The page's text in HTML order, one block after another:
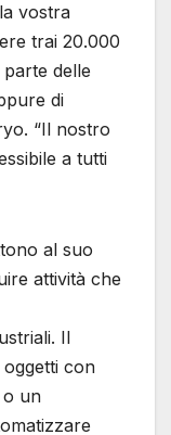
vostra
trai 20.000
delle
di
“Il nostro
a tutti
al suo
attività che
Il
con
o un